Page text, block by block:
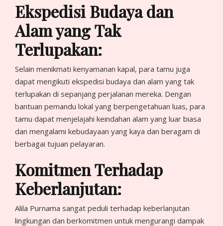
Ekspedisi Budaya dan
Alam yang Tak
Terlupakan:
Selain menikmati kenyamanan kapal, para tamu juga
dapat mengikuti ekspedisi budaya dan alam yang tak
terlupakan di sepanjang perjalanan mereka. Dengan
bantuan pemandu lokal yang berpengetahuan luas, para
tamu dapat menjelajahi keindahan alam yang luar biasa
dan mengalami kebudayaan yang kaya dan beragam di
berbagai tujuan pelayaran.
Komitmen Terhadap
Keberlanjutan:
Alila Purnama sangat peduli terhadap keberlanjutan
lingkungan dan berkomitmen untuk mengurangi dampak